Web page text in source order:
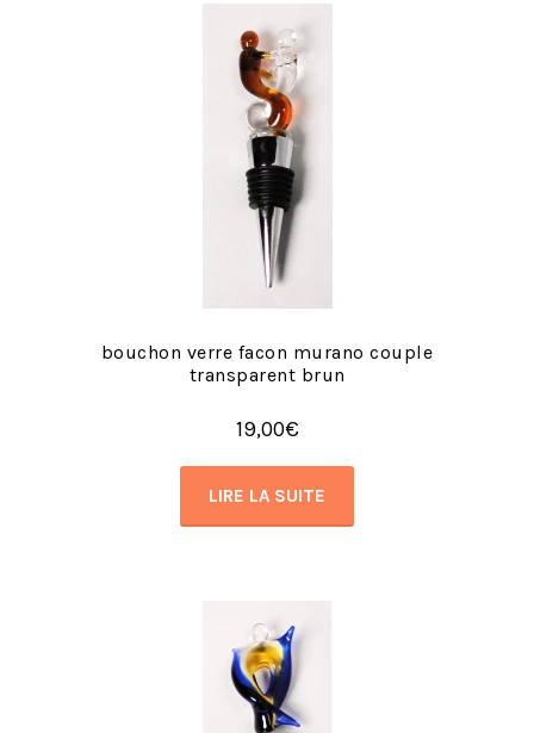
bouchon verre facon murano couple
transparent brun
19,00€
LIRE LA SUITE